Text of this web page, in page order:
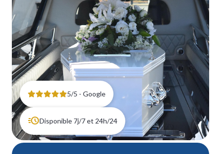
5/5 - Google
Disponible 7j/7 et 24h/24